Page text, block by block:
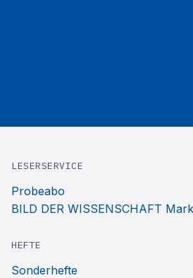
LESERSERVICE
Probeabo
BILD DER WISSENSCHAFT
HEFTE
Sonderhefte